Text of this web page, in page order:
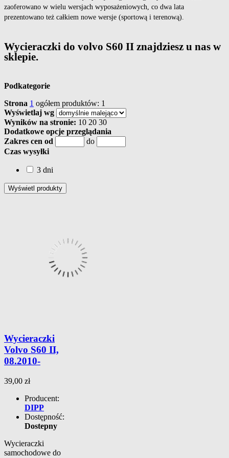
zaoferowano w wielu wersjach wyposażeniowych, co dwa lata
prezentowano też całkiem nowe wersje (sportową i terenową).
Wycieraczki do volvo S60 II znajdziesz u nas w
sklepie.
Podkategorie
Strona 1 ogółem produktów: 1
Wyświetlaj wg
Wyników na stronie: 10 20 30
Dodatkowe opcje przeglądania
Zakres cen od
do
Czas wysyłki
3 dni
Wycieraczki
Volvo S60 II,
08.2010-
39,00 zł
Producent:
DIPP
Dostępność:
Dostepny
Wycieraczki
samochodowe do